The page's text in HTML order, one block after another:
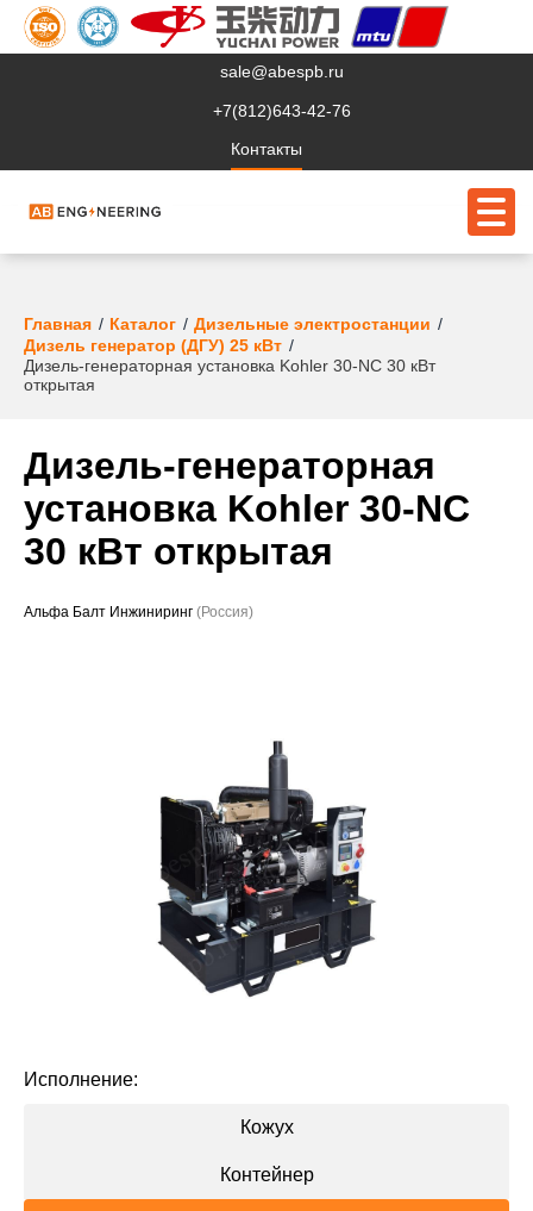
sale@abespb.ru
+7(812)643-42-76
Контакты
О компании
Клиентам
Сервис
Судовое ЭО
Проекты
Главная Каталог
Дизельные электростанции
Дизель генератор (ДГУ) 25 кВт
Дизель-генераторная установка Kohler 30-NC 30 кВт
открытая
Дизель-генераторная
установка Kohler 30-NC
30 кВт открытая
Альфа Балт Инжиниринг (Россия)
Исполнение:
Кожух
Контейнер